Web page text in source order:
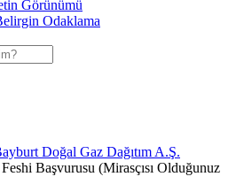
Görünümü
Odaklama
Doğal Gaz Dağıtım A.Ş.
Başvurusu (Mirasçısı Olduğunuz